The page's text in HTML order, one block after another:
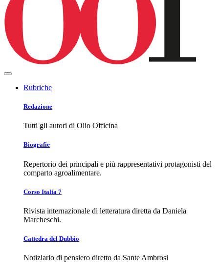
Rubriche
Redazione
Tutti gli autori di Olio Officina
Biografie
Repertorio dei principali e più rappresentativi protagonisti del
comparto agroalimentare.
Corso Italia 7
Rivista internazionale di letteratura diretta da Daniela
Marcheschi.
Cattedra del Dubbio
Notiziario di pensiero diretto da Sante Ambrosi